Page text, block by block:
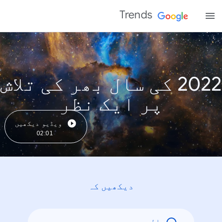
Trends
2022 کی سال بھر کی تلاش
پر ایک نظر
ویڈیو دیکھیں
02:01
دیکھیں کہ